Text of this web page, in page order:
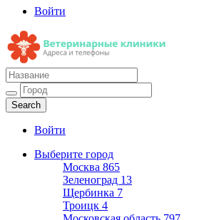
Войти
Ветеринарные клиники
Адреса и телефоны
Войти
Выберите город
Москва 865
Зеленоград 13
Щербинка 7
Троицк 4